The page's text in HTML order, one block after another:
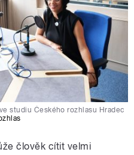
studiu Českého rozhlasu Hradec
člověk cítit velmi